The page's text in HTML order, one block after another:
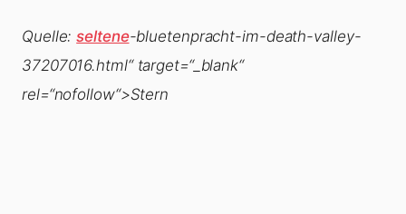
Quelle:seltene-bluetenpracht-im-death-valley-
37207016.html“ target=“_blank“
rel=“nofollow“>Stern